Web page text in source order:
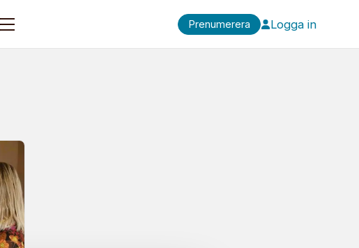
Prenumerera Logga in